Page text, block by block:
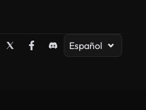
Español